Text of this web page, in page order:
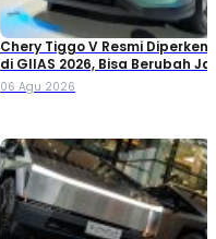
Chery Tiggo V Resmi
di GIIAS 2026, Bisa Berubah
Double Cabin
06 Agu 2026